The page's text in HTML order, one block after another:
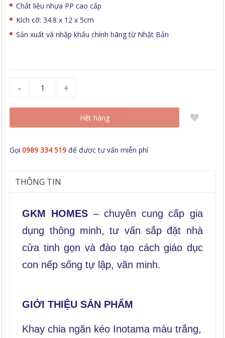
Chất liệu nhựa PP cao cấp
Kích cỡ: 34.8 x 12 x 5cm
Sản xuất và nhập khẩu chính hãng từ Nhật Bản
- +
Hết hàng
Gọi0989 334 519 để được tư vấn miễn phí
THÔNG TIN
GKM HOMES – chuyên cung cấp gia
dụng thông minh, tư vấn sắp đặt nhà
cửa tinh gọn và đào tạo cách giáo dục
con nếp sống tự lập, văn minh.
GIỚI THIỆU SẢN PHẨM
Khay chia ngăn kéo Inotama màu trắng,